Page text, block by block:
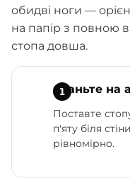
обидві ноги —
на папір з повною
стопа довша.
Станьте на
Поставте
п'яту біля
рівномірно.